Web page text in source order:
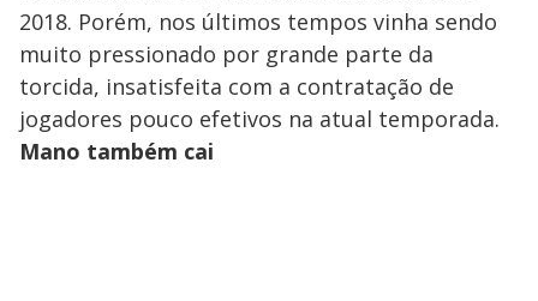
2018. Porém, nos últimos tempos vinha sendo
muito pressionado por grande parte da
torcida, insatisfeita com a contratação de
jogadores pouco efetivos na atual temporada.
Mano também cai